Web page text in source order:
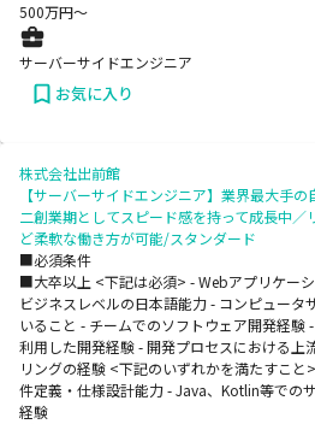
500万円〜
サーバーサイドエンジニア
お気に入り
株式会社出前館
【サーバーサイドエンジニア】業界最大手
二創業期としてスピード感を持って成長中
ど柔軟な働き方が可能/スタンダード
■必須条件
■大卒以上 <下記は必須> - Webアプリケー
ビジネスレベルの日本語能力 - コンピュータ
いること - チームでのソフトウェア開発経験
利用した開発経験 - 開発プロセスにおける上
リングの経験 <下記のいずれかを満たすこ
件定義・仕様設計能力 - Java、Kotlin等での
経験